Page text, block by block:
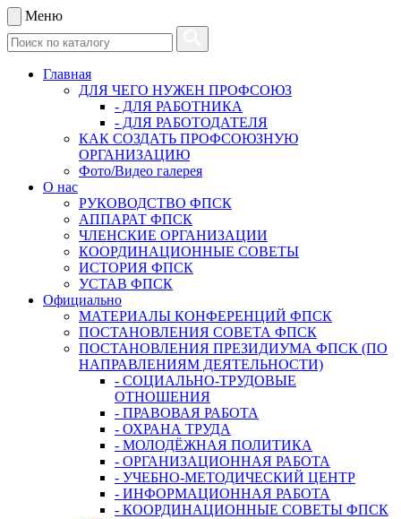
Меню
Главная
ДЛЯ ЧЕГО НУЖЕН ПРОФСОЮЗ
- ДЛЯ РАБОТНИКА
- ДЛЯ РАБОТОДАТЕЛЯ
КАК СОЗДАТЬ ПРОФСОЮЗНУЮ
ОРГАНИЗАЦИЮ
Фото/Видео галерея
О нас
РУКОВОДСТВО ФПСК
АППАРАТ ФПСК
ЧЛЕНСКИЕ ОРГАНИЗАЦИИ
КООРДИНАЦИОННЫЕ СОВЕТЫ
ИСТОРИЯ ФПСК
УСТАВ ФПСК
Официально
МАТЕРИАЛЫ КОНФЕРЕНЦИЙ ФПСК
ПОСТАНОВЛЕНИЯ СОВЕТА ФПСК
ПОСТАНОВЛЕНИЯ ПРЕЗИДИУМА ФПСК (ПО
НАПРАВЛЕНИЯМ ДЕЯТЕЛЬНОСТИ)
- СОЦИАЛЬНО-ТРУДОВЫЕ
ОТНОШЕНИЯ
- ПРАВОВАЯ РАБОТА
- ОХРАНА ТРУДА
- МОЛОДЁЖНАЯ ПОЛИТИКА
- ОРГАНИЗАЦИОННАЯ РАБОТА
- УЧЕБНО-МЕТОДИЧЕСКИЙ ЦЕНТР
- ИНФОРМАЦИОННАЯ РАБОТА
- КООРДИНАЦИОННЫЕ СОВЕТЫ ФПСК